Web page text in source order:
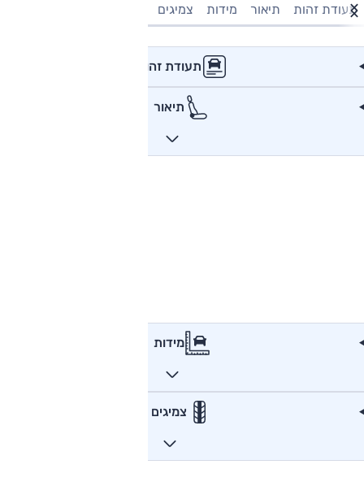
תעודת זהות תיאור מידות צמיגים
תעודת זהות
תיאור
מידות
צמיגים